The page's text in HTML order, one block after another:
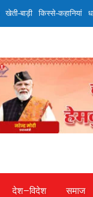
खेती-बाड़ी किस्से-कहानियां
देश—विदेश समाज